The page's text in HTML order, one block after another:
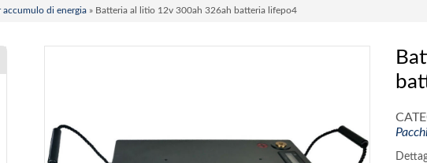
accumulo di energia» Batteria al litio 12v 300ah 326ah batteria lifepo4